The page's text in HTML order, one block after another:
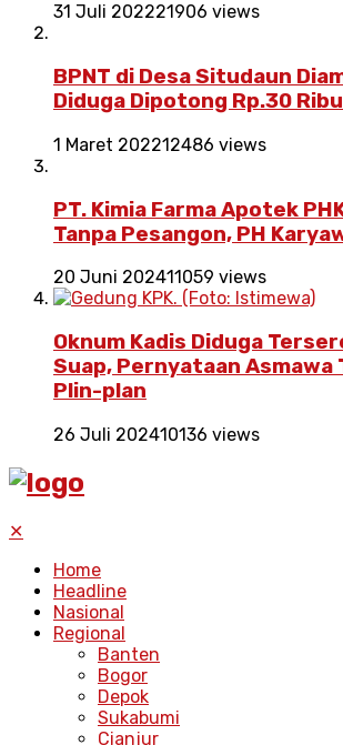
31 Juli 202221906 views
BPNT di Desa Situdaun
Diduga Dipotong Rp.30
1 Maret 202212486 views
PT. Kimia Farma Apotek
Tanpa Pesangon, PH
20 Juni 202411059 views
Oknum Kadis Diduga
Suap, Pernyataan Asmawa
Plin-plan
26 Juli 202410136 views
✕
Home
Headline
Nasional
Regional
Banten
Bogor
Depok
Sukabumi
Cianjur